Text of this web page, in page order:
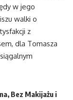
w jego
walki o
z
dla Tomasza
Bez Makijażu i